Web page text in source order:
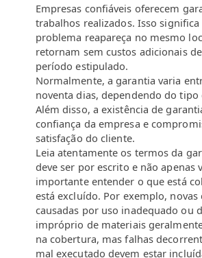
Empresas confiáveis oferecem
trabalhos realizados. Isso significa
problema reapareça no mesmo
retornam sem custos adicionais
período estipulado.
Normalmente, a garantia varia
noventa dias, dependendo do tipo
Além disso, a existência de
confiança da empresa e
satisfação do cliente.
Leia atentamente os termos da
deve ser por escrito e não apenas
importante entender o que está
está excluído. Por exemplo, novas
causadas por uso inadequado ou
impróprio de materiais
na cobertura, mas falhas
mal executado devem estar